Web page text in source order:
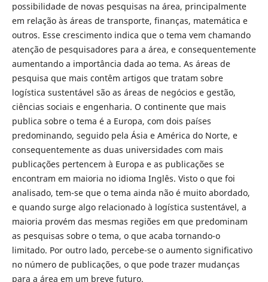
possibilidade de novas pesquisas na área, principalmente
em relação às áreas de transporte, finanças, matemática e
outros. Esse crescimento indica que o tema vem chamando
atenção de pesquisadores para a área, e consequentemente
aumentando a importância dada ao tema. As áreas de
pesquisa que mais contêm artigos que tratam sobre
logística sustentável são as áreas de negócios e gestão,
ciências sociais e engenharia. O continente que mais
publica sobre o tema é a Europa, com dois países
predominando, seguido pela Ásia e América do Norte, e
consequentemente as duas universidades com mais
publicações pertencem à Europa e as publicações se
encontram em maioria no idioma Inglês. Visto o que foi
analisado, tem-se que o tema ainda não é muito abordado,
e quando surge algo relacionado à logística sustentável, a
maioria provém das mesmas regiões em que predominam
as pesquisas sobre o tema, o que acaba tornando-o
limitado. Por outro lado, percebe-se o aumento significativo
no número de publicações, o que pode trazer mudanças
para a área em um breve futuro.